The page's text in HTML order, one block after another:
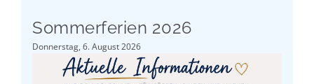
Sommerferien 2026
Donnerstag, 6. August 2026